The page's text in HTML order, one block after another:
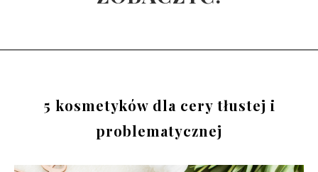
5 kosmetyków dla cery tłustej i
problematycznej